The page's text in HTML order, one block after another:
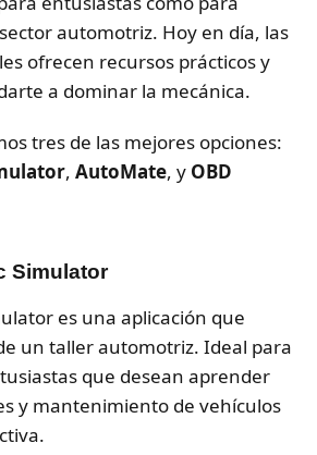
automotriz. Hoy en día, las
ofrecen recursos prácticos y
a dominar la mecánica.
tres de las mejores opciones:
, AutoMate, y OBD
Simulator
es una aplicación que
un taller automotriz. Ideal para
que desean aprender
y mantenimiento de vehículos